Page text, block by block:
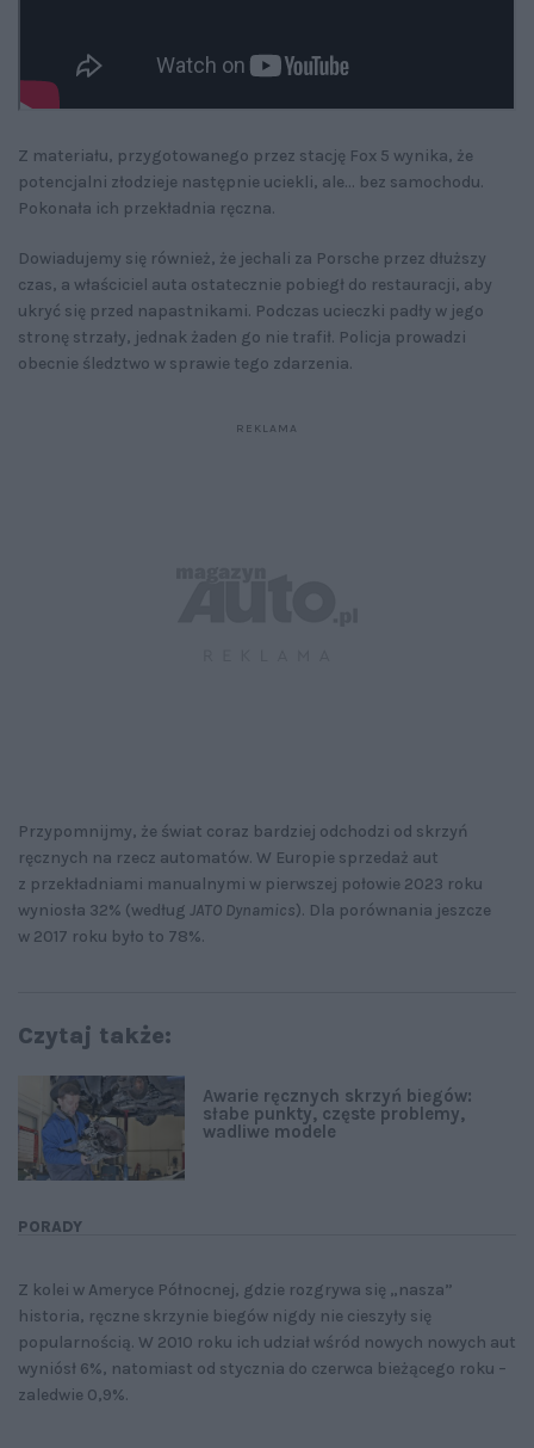
Z materiału, przygotowanego przez stację Fox 5 wynika, że
potencjalni złodzieje następnie uciekli, ale... bez samochodu.
Pokonała ich przekładnia ręczna.
Dowiadujemy się również, że jechali za Porsche przez dłuższy
czas, a właściciel auta ostatecznie pobiegł do restauracji, aby
ukryć się przed napastnikami. Podczas ucieczki padły w jego
stronę strzały, jednak żaden go nie trafił. Policja prowadzi
obecnie śledztwo w sprawie tego zdarzenia.
Przypomnijmy, że świat coraz bardziej odchodzi od skrzyń
ręcznych na rzecz automatów. W Europie sprzedaż aut
z przekładniami manualnymi w pierwszej połowie 2023 roku
wyniosła 32% (według JATO Dynamics). Dla porównania jeszcze
w 2017 roku było to 78%.
Czytaj także:
PORADY
Awarie ręcznych skrzyń biegów:
słabe punkty, częste problemy,
wadliwe modele
Z kolei w Ameryce Północnej, gdzie rozgrywa się „nasza”
historia, ręczne skrzynie biegów nigdy nie cieszyły się
popularnością. W 2010 roku ich udział wśród nowych nowych aut
wyniósł 6%, natomiast od stycznia do czerwca bieżącego roku –
zaledwie 0,9%.